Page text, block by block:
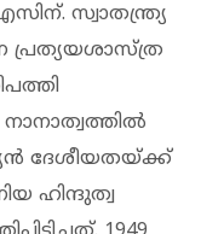
സ്വാതന്ത്ര്യ
പ്രത്യയശാസ്ത്ര
ദേശീയതയ്ക്ക്
ഹിന്ദുത്വ